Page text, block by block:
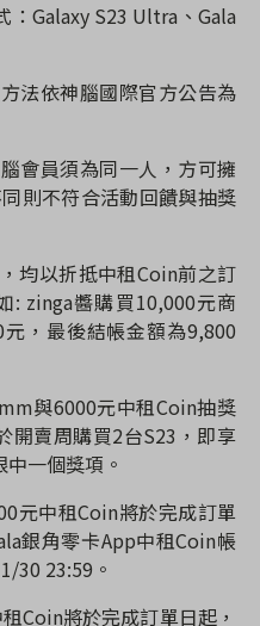
：Galaxy S23 Ultra、Gala
法依神腦國際官方公告為
會員須為同一人，方可擁
則不符合活動回饋與抽獎
均以折抵中租Coin前之訂
: zinga醬購買10,000元商
，最後結帳金額為9,800
與6000元中租Coin抽獎
開賣周購買2台S23，即享
一個獎項。
元中租Coin將於完成訂單
銀角零卡App中租Coin帳
30 23:59。
Coin將於完成訂單日起，